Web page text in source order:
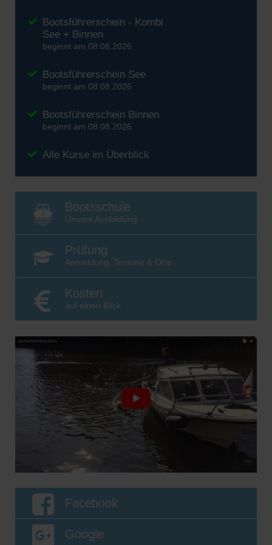
Bootsführerschein - Kombi
See + Binnen
beginnt am 08.08.2026
Bootsführerschein See
beginnt am 08.08.2026
Bootsführerschein Binnen
beginnt am 08.08.2026
Alle Kurse im Überblick
Bootsschule
Unsere Ausbildung
Prüfung
Anmeldung, Termine & Orte
Kosten
auf einen Blick
Facebook
Google